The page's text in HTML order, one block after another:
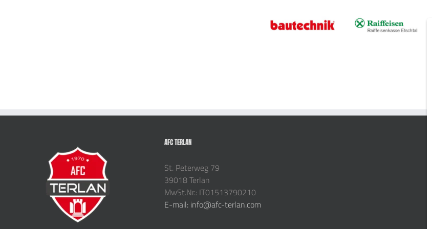
AFC TERLAN
St. Peterweg 79
39018 Terlan
MwSt.Nr.: IT01513790210
E-mail: info@afc-terlan.com